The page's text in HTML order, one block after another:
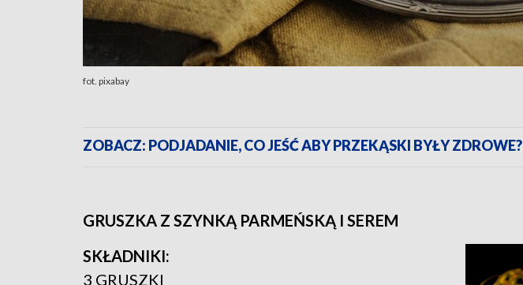
fot. pixabay
ZOBACZ: PODJADANIE, CO JEŚĆ ABY PRZEKĄSKI BYŁY ZDROWE?
GRUSZKA Z SZYNKĄ PARMEŃSKĄ I SEREM
SKŁADNIKI:
3 GRUSZKI